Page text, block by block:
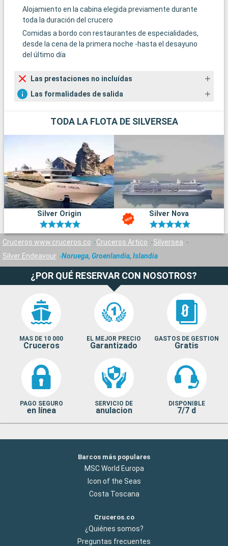
Groenlandia, está situada cerca del Parque Nacional del
Noreste de Groenlandia. Este pequeño pueblo ofrece una
experiencia única de la vida ártica, con oportunidades para
practicar senderismo, kayak y avistar fauna ártica en un
espectacular entorno polar, como osos polares, bueyes
Scoresby Sund
Llegada
Salida
00:00
largo del mundo. Es una zona de belleza incomparable, donde
expediciones en barco son una excelente forma de explorar
este paisaje lunar, que ofrece recuerdos inolvidables.
Siglufjordur - Islande
Llegada
07:00
Salida
18:30
Siglufjörður, pueblo pesquero de Islandia, es una joya del norte.
Descubra su fascinante historia en el Museo del Arenque, que
rememora la edad de oro de la pesca. Los fiordos de los
alrededores ofrecen paisajes impresionantes, perfectos para
practicar senderismo y observar aves. En invierno, la región se
convierte en un paraíso del esquí nórdico. Las auroras
boreales son a menudo visibles, añadiendo un toque mágico.
Llegada
Salida
Isafjordur, situada en los fiordos del oeste de Islandia, es una
encantadora ciudad rodeada de majestuosas montañas y
y visite sus museos que relatan la historia marítima y la
libre pueden practicar senderismo, kayak y esquí en los
alrededores. No hay que perderse la cocina local, rica en
pescado fresco y marisco. Isafjordur es un punto de partida
auténtica experiencia de la vida islandesa.
Llegada
Salida
Stykkisholmur
Llegada
07:30
Stykkishólmur, situada en la península islandesa de
Snæfellsnes, es una escala popular entre los pasajeros de
una casa de madera del siglo XIX que ofrece una visión de la
historia local. También destaca la iglesia de
Stykkishólmskirkja, de arquitectura moderna. Para vivir una
Alojamiento en la cabina elegida previamente durante
toda la duración del crucero
Comidas a bordo con restaurantes de especialidades,
desde la cena de la primera noche -hasta el desayuno
del último día
Las prestaciones no incluídas
Las formalidades de salida
TODA LA FLOTA DE SILVERSEA
Silver Origin Silver Nova
Cruceros www.cruceros.co Cruceros Artico
Silversea
Silver Endeavour
Noruega, Groenlandia, Islandia
¿POR QUÉ RESERVAR CON NOSOTROS?
MAS DE 10 000
Cruceros
EL MEJOR PRECIO
Garantizado
GASTOS DE GESTION
Gratis
PAGO SEGURO
en línea
SERVICIO DE
anulacion
DISPONIBLE
7/7 d
Barcos más populares
MSC World Europa
Icon of the Seas
Costa Toscana
Cruceros.co
¿Quiénes somos?
Preguntas frecuentes